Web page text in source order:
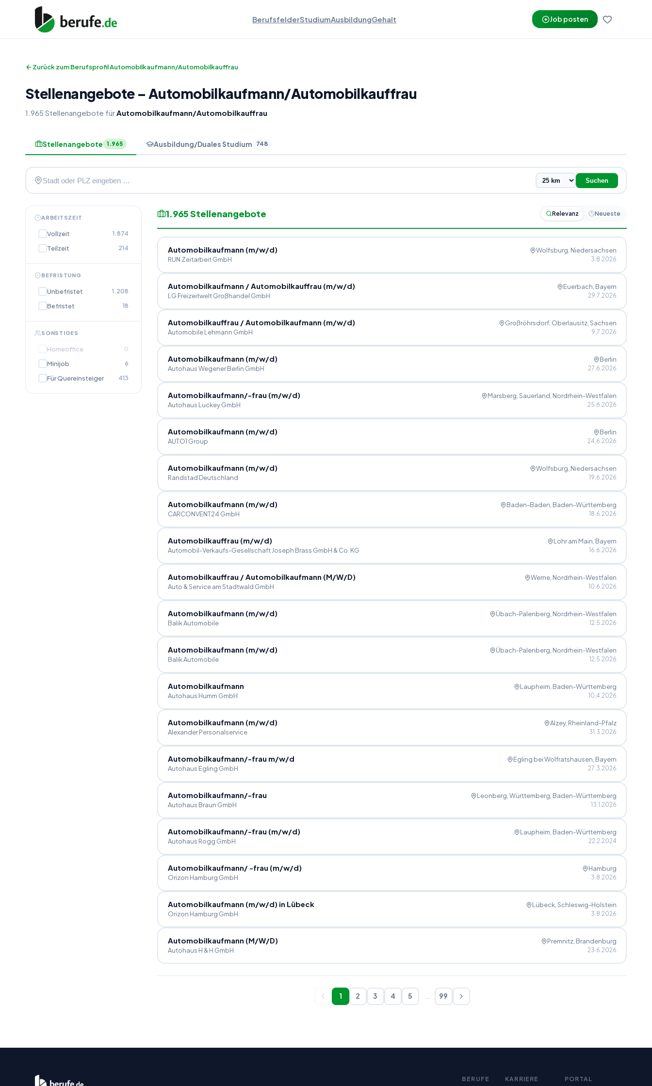
BerufsfelderStudiumAusbildungGehalt Job posten
Zurück zum BerufsprofilAutomobilkaufmann/Automobilkauffrau
Stellenangebote– Automobilkaufmann/Automobilkauffrau
1.965 Stellenangebote fürAutomobilkaufmann/Automobilkauffrau
Stellenangebote 1.965 Ausbildung/Duales Studium 748
Suchen
ARBEITSZEIT
Vollzeit 1.874
Teilzeit 214
BEFRISTUNG
Unbefristet 1.208
Befristet 18
SONSTIGES
Homeoffice 0
Minijob 6
Für Quereinsteiger 413
1.965Stellenangebote Relevanz Neueste
Automobilkaufmann (m/w/d)
RUN Zeitarbeit GmbH
Wolfsburg , Niedersachsen
3.8.2026
Automobilkaufmann /Automobilkauffrau (m/w/d)
LG Freizeitwelt Großhandel GmbH
Euerbach , Bayern
29.7.2026
Automobilkauffrau /Automobilkaufmann (m/w/d)
Automobile Lehmann GmbH
Großröhrsdorf, Oberlausitz, Sachsen
9.7.2026
Automobilkaufmann (m/w/d)
Autohaus Wegener Berlin GmbH
Berlin
27.6.2026
Automobilkaufmann/-frau (m/w/d)
Autohaus Luckey GmbH
Marsberg, Sauerland , Nordrhein-Westfalen
25.6.2026
Automobilkaufmann (m/w/d)
AUTO1 Group
Berlin
24.6.2026
Automobilkaufmann (m/w/d)
Randstad Deutschland
Wolfsburg , Niedersachsen
19.6.2026
Automobilkaufmann (m/w/d)
CARCONVENT24 GmbH
Baden-Baden , Baden-Württemberg
18.6.2026
Automobilkauffrau (m/w/d)
Automobil-Verkaufs-Gesellschaft Joseph Brass GmbH & Co. KG
Lohr am Main , Bayern
16.6.2026
Automobilkauffrau /Automobilkaufmann (M/W/D)
Auto & Service am Stadtwald GmbH
Werne, Nordrhein-Westfalen
10.6.2026
Automobilkaufmann (m/w/d)
Balik Automobile
Übach-Palenberg , Nordrhein-Westfalen
12.5.2026
Automobilkaufmann (m/w/d)
Balik Automobile
Übach-Palenberg , Nordrhein-Westfalen
12.5.2026
Automobilkaufmann
Autohaus Humm GmbH
Laupheim , Baden-Württemberg
10.4.2026
Automobilkaufmann (m/w/d)
Alexander Personalservice
Alzey, Rheinland-Pfalz
31.3.2026
Automobilkaufmann/-frau m/w/d
Autohaus Egling GmbH
Egling bei Wolfratshausen , Bayern
27.3.2026
Automobilkaufmann/-frau
Autohaus Braun GmbH
Leonberg, Württemberg , Baden-Württemberg
13.1.2026
Automobilkaufmann/-frau (m/w/d)
Autohaus Rogg GmbH
Laupheim , Baden-Württemberg
22.2.2024
Automobilkaufmann/-frau (m/w/d)
Orizon Hamburg GmbH
Hamburg
3.8.2026
Automobilkaufmann (m/w/d) in Lübeck
Orizon Hamburg GmbH
Lübeck, Schleswig-Holstein
3.8.2026
Automobilkaufmann (M/W/D)
Autohaus H & H GmbH
Premnitz, Brandenburg
23.6.2026
1 2 3 4 5 99
BERUFE KARRIERE PORTAL